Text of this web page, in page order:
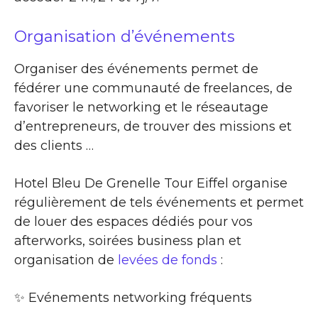
Organisation d’événements
Organiser des événements permet de
fédérer une communauté de freelances, de
favoriser le networking et le réseautage
d’entrepreneurs, de trouver des missions et
des clients …
Hotel Bleu De Grenelle Tour Eiffel organise
régulièrement de tels événements et permet
de louer des espaces dédiés pour vos
afterworks, soirées business plan et
organisation de levées de fonds :
✨​ Evénements networking fréquents